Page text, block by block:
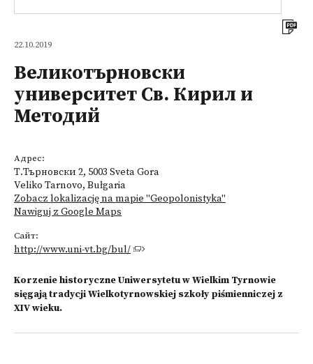
22.10.2019
Великотърновски
университет Св. Кирил и
Методий
Адрес:
Т.Търновски 2, 5003 Sveta Gora
Veliko Tarnovo, Bułgaria
Zobacz lokalizację na mapie "Geopolonistyka"
Nawiguj z Google Maps
Сайт:
http://www.uni-vt.bg/bul/
Korzenie historyczne Uniwersytetu w Wielkim Tyrnowie
sięgają tradycji Wielkotyrnowskiej szkoły piśmienniczej z
XIV wieku.